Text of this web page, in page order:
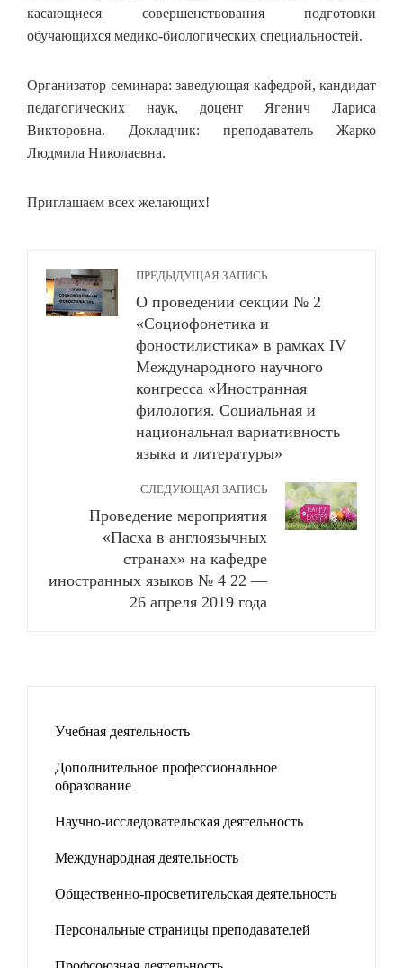
касающиеся совершенствования подготовки
обучающихся медико-биологических специальностей.
Организатор семинара: заведующая кафедрой, кандидат
педагогических наук, доцент Ягенич Лариса
Викторовна. Докладчик: преподаватель Жарко
Людмила Николаевна.
Приглашаем всех желающих!
ПРЕДЫДУЩАЯ ЗАПИСЬ
О проведении секции № 2
«Социофонетика и
фоностилистика» в рамках IV
Международного научного
конгресса «Иностранная
филология. Социальная и
национальная вариативность
языка и литературы»
СЛЕДУЮЩАЯ ЗАПИСЬ
Проведение мероприятия
«Пасха в англоязычных
странах» на кафедре
иностранных языков № 4 22 —
26 апреля 2019 года
Учебная деятельность
Дополнительное профессиональное
образование
Научно-исследовательская деятельность
Международная деятельность
Общественно-просветительская деятельность
Персональные страницы преподавателей